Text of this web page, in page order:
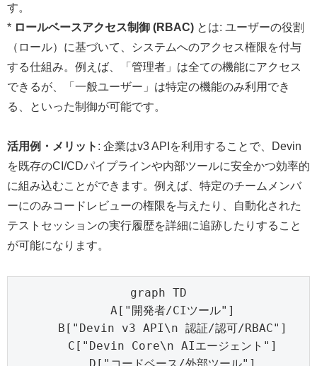
す。
* ロールベースアクセス制御 (RBAC) とは: ユーザーの役割
（ロール）に基づいて、システムへのアクセス権限を付与
する仕組み。例えば、「管理者」は全ての機能にアクセス
できるが、「一般ユーザー」は特定の機能のみ利用でき
る、といった制御が可能です。
活用例・メリット : 企業はv3 APIを利用することで、Devin
を既存のCI/CDパイプラインや内部ツールに安全かつ効率的
に組み込むことができます。例えば、特定のチームメンバ
ーにのみコードレビューの権限を与えたり、自動化された
テストセッションの実行履歴を詳細に追跡したりすること
が可能になります。
graph TD
    A["開発者/CIツール"]
    B["Devin v3 API\n 認証/認可/RBAC"]
    C["Devin Core\n AIエージェント"]